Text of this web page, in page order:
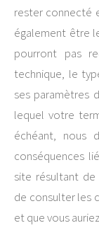
rester connecté
également être
pourront pas
technique, le
ses paramètres
lequel votre
échéant, nous
conséquences
site résultant de
de consulter les
et que vous